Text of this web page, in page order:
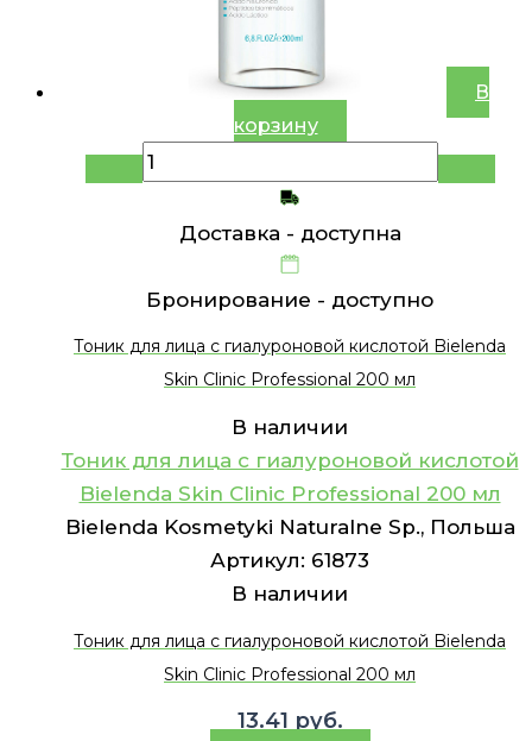
В
корзину
Доставка - доступна
Бронирование - доступно
Тоник для лица с гиалуроновой кислотой Bielenda
Skin Clinic Professional 200 мл
В наличии
Тоник для лица с гиалуроновой кислотой
Bielenda Skin Clinic Professional 200 мл
Bielenda Kosmetyki Naturalne Sp., Польша
Артикул: 61873
В наличии
Тоник для лица с гиалуроновой кислотой Bielenda
Skin Clinic Professional 200 мл
13.41 руб.